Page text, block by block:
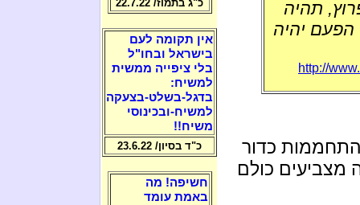
תהיה
הפעם יהיה
http://
התחממות כדור
מצביעים כולם
כ"ג בתמוז/ 22.7.22
אין תקומה לעם
בישראל ובחו"ל
בלי ציפייה ממשית
למשיח:
בדגל-בשלט-בצעקה
למשיח-ובכינוסי
משיח!!
כ"ד בסיון/ 23.6.22
חשיפה! מה
באמת עומד